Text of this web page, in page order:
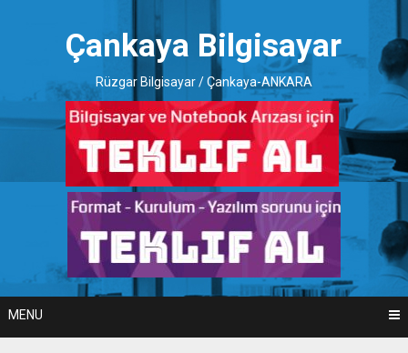
Çankaya Bilgisayar
Rüzgar Bilgisayar / Çankaya-ANKARA
MENU